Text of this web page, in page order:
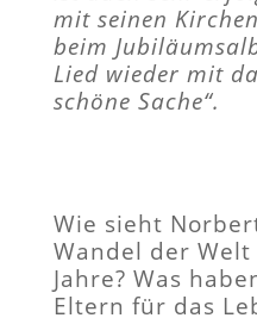
mit seinen
beim
Lied wieder mit
schöne Sache“.
Wie sieht
Wandel der
Jahre? Was
Eltern für das